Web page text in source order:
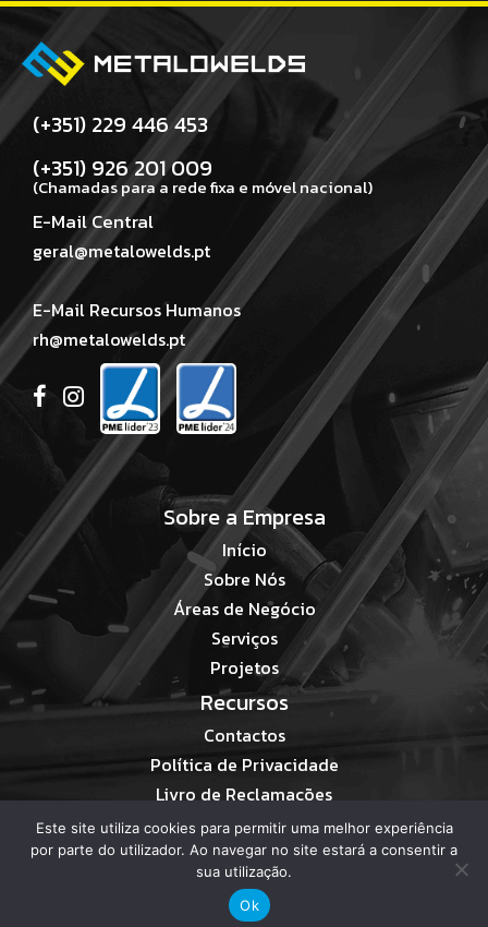
(+351) 229 446 453
(+351) 926 201 009
(Chamadas para a rede fixa e móvel nacional)
E-Mail Central
geral@metalowelds.pt
E-Mail Recursos Humanos
rh@metalowelds.pt
Sobre a Empresa
Início
Sobre Nós
Áreas de Negócio
Serviços
Projetos
Recursos
Contactos
Política de Privacidade
Livro de Reclamações
Desenvolvido Por
Este site utiliza cookies para permitir uma melhor experiência
por parte do utilizador. Ao navegar no site estará a consentir a
sua utilização.
Ok